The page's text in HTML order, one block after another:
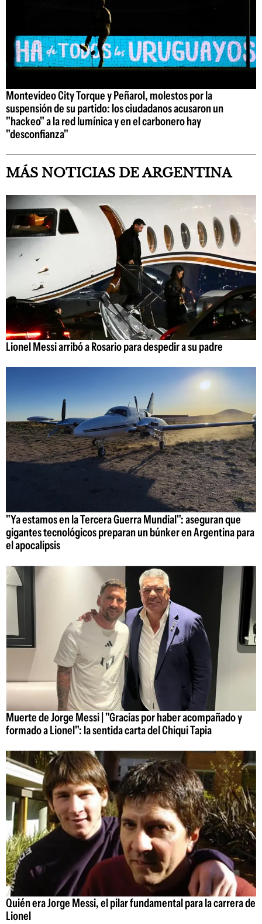
Montevideo City Torque y Peñarol, molestos por la
suspensión de su partido: los ciudadanos acusaron un
"hackeo" a la red lumínica y en el carbonero hay
"desconfianza"
MÁS NOTICIAS DE ARGENTINA
Lionel Messi arribó a Rosario para despedir a su padre
"Ya estamos en la Tercera Guerra Mundial": aseguran que
gigantes tecnológicos preparan un búnker en Argentina para
el apocalipsis
Muerte de Jorge Messi | "Gracias por haber acompañado y
formado a Lionel": la sentida carta del Chiqui Tapia
Quién era Jorge Messi, el pilar fundamental para la carrera de
Lionel